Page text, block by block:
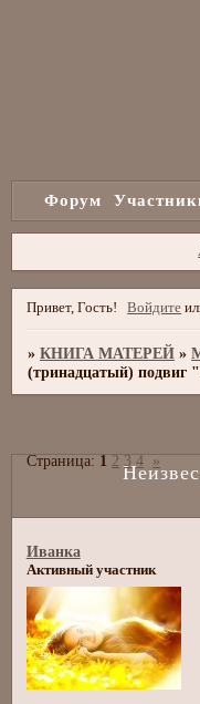
Форум
Привет, Гость! Войдите
»КНИГА МАТЕРЕЙ »
(тринадцатый) подвиг
Страница:1 2 3 4 »
Иванка
Активный участник